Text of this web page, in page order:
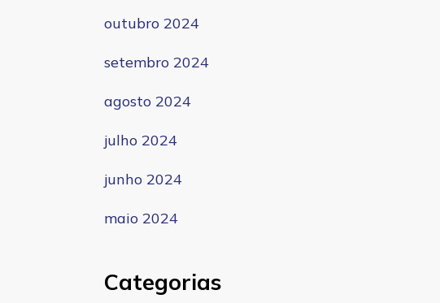
outubro 2024
setembro 2024
agosto 2024
julho 2024
junho 2024
maio 2024
Categorias